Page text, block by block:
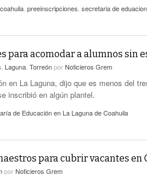
preeinscripciones secretaria de eduacion
para acomodar a alumnos sin
Laguna TorreónporNoticieros Grem
en La Laguna, dijo que es menos del
inscribió en algún plantel.
de Educación en La Laguna de Coahuila
para cubrir vacantes en
porNoticieros Grem